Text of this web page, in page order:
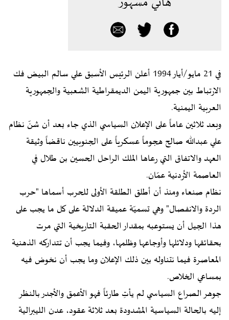
في 21 مايو/أيار 1994 أعلن الرئيس الأسبق علي سالم البيض فك
الارتباط بين جمهورية اليمن الديمقراطية الشعبية والجمهورية
العربية اليمنية.
وبعد ثلاثين عاماً على الإعلان السياسي الذي جاء بعد أن شنّ نظام
علي عبدالله صالح هجوماً عسكرياً على الجنوبيين ناقضاً وثيقة
العهد والاتفاق التي رعاها الملك الراحل الحسين بن طلال في
العاصمة الأردنية عمّان.
نظام صنعاء ومنذ أن أطلق الطلقة الأولى للحرب أسماها "حرب
الردة والانفصال" وهي تسميّة عميقة الدلالة على كل ما يجب على
هذا الجيل أن يستوعبه بمقدار الحقبة التاريخية التي مرت
بحقائقها ودلائلها وأوجاعها وظلمها، وفيما يجب أن تتداركه الذهنية
المعاصرة فيما نتناوله بين ذلك الإعلان وما يجب أن نخوض فيه
بمساعي الخلاص.
جوهر الصراع السياسي لم يأتِ طارئاً فهو الأعمق والأجدر بالنظر
إليه بالحالة السياسية المشدودة بعد ثلاثة عقود، عدن الليبرالية